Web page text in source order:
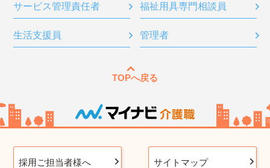
サービス管理責任者 福祉用具専門相談員
生活支援員 管理者
TOPへ戻る
採用ご担当者様へ サイトマップ